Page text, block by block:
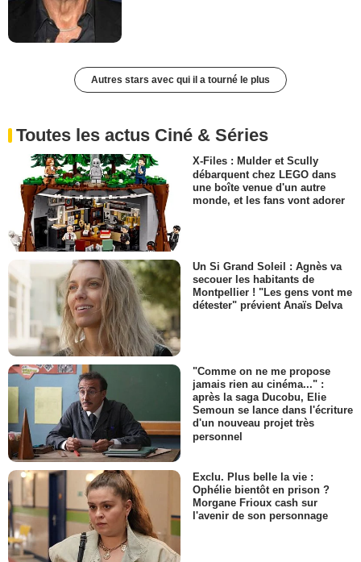
Autres stars avec qui il a tourné le plus
Toutes les actus Ciné & Séries
X-Files : Mulder et Scully
débarquent chez LEGO dans
une boîte venue d'un autre
monde, et les fans vont adorer
Un Si Grand Soleil : Agnès va
secouer les habitants de
Montpellier ! "Les gens vont me
détester" prévient Anaïs Delva
"Comme on ne me propose
jamais rien au cinéma..." :
après la saga Ducobu, Elie
Semoun se lance dans l'écriture
d'un nouveau projet très
personnel
Exclu. Plus belle la vie :
Ophélie bientôt en prison ?
Morgane Frioux cash sur
l'avenir de son personnage